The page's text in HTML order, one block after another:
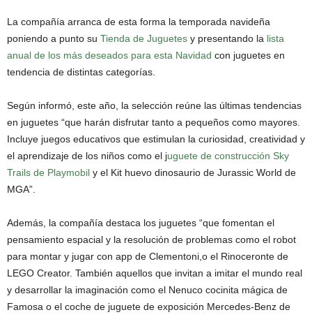
La compañía arranca de esta forma la temporada navideña
poniendo a punto su Tienda de Juguetes y presentando la lista
anual de los más deseados para esta Navidad con juguetes en
tendencia de distintas categorías.
Según informó, este año, la selección reúne las últimas tendencias
en juguetes “que harán disfrutar tanto a pequeños como mayores.
Incluye juegos educativos que estimulan la curiosidad, creatividad y
el aprendizaje de los niños como el juguete de construcción Sky
Trails de Playmobil y el Kit huevo dinosaurio de Jurassic World de
MGA”.
Además, la compañía destaca los juguetes “que fomentan el
pensamiento espacial y la resolución de problemas como el robot
para montar y jugar con app de Clementoni,o el Rinoceronte de
LEGO Creator. También aquellos que invitan a imitar el mundo real
y desarrollar la imaginación como el Nenuco cocinita mágica de
Famosa o el coche de juguete de exposición Mercedes-Benz de